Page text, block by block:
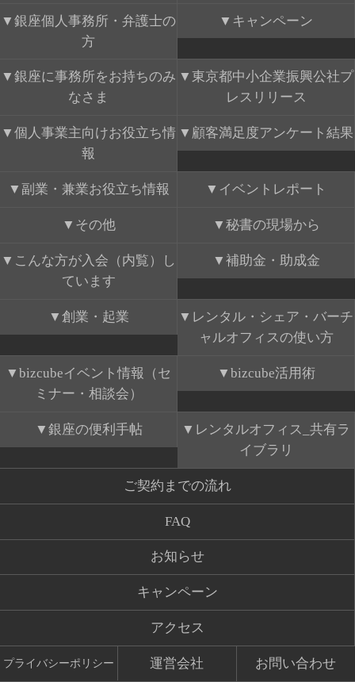
銀座個人事務所・弁護士の
方
キャンペーン
銀座に事務所をお持ちのみ
なさま
東京都中小企業振興公社プ
レスリリース
個人事業主向けお役立ち情
報
顧客満足度アンケート結果
副業・兼業お役立ち情報 イベントレポート
その他 秘書の現場から
こんな方が入会（内覧）し
ています
補助金・助成金
創業・起業
レンタル・シェア・バーチ
ャルオフィスの使い方
bizcubeイベント情報（セ
ミナー・相談会）
bizcube活用術
銀座の便利手帖
レンタルオフィス_共有ラ
イブラリ
ご契約までの流れ
FAQ
お知らせ
キャンペーン
アクセス
プライバシーポリシー 運営会社 お問い合わせ